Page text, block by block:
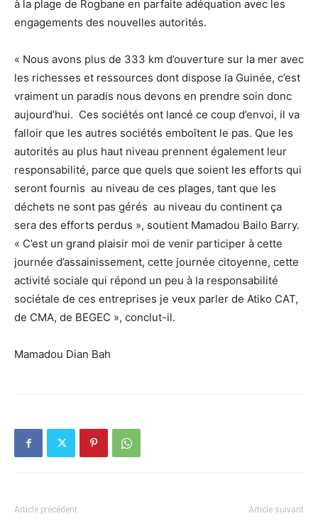
à la plage de Rogbane en parfaite adéquation avec les
engagements des nouvelles autorités.
« Nous avons plus de 333 km d’ouverture sur la mer avec
les richesses et ressources dont dispose la Guinée, c’est
vraiment un paradis nous devons en prendre soin donc
aujourd’hui. Ces sociétés ont lancé ce coup d’envoi, il va
falloir que les autres sociétés emboîtent le pas. Que les
autorités au plus haut niveau prennent également leur
responsabilité, parce que quels que soient les efforts qui
seront fournis au niveau de ces plages, tant que les
déchets ne sont pas gérés au niveau du continent ça
sera des efforts perdus », soutient Mamadou Bailo Barry.
« C’est un grand plaisir moi de venir participer à cette
journée d’assainissement, cette journée citoyenne, cette
activité sociale qui répond un peu à la responsabilité
sociétale de ces entreprises je veux parler de Atiko CAT,
de CMA, de BEGEC », conclut-il.
Mamadou Dian Bah
Article précédent Article suivant